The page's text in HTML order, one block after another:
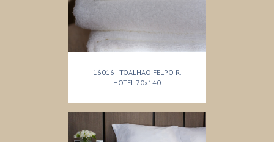
16016 - TOALHAO FELPO R.
HOTEL 70x140